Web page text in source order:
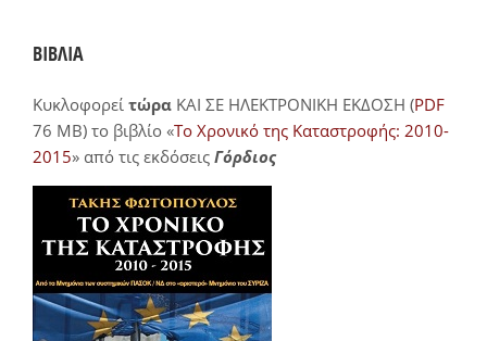
ΒΙΒΛΙΑ
Κυκλοφορεί τώρα ΚΑΙ ΣΕ ΗΛΕΚΤΡΟΝΙΚΗ ΕΚΔΟΣΗ (PDF
76 MB) το βιβλίο «Το Χρονικό της Καταστροφής: 2010-
2015» από τις εκδόσεις Γόρδιος